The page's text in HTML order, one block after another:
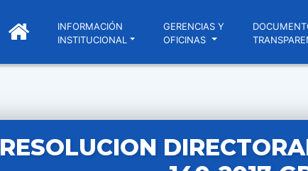
INFORMACIÓN
INSTITUCIONAL
GERENCIAS Y
OFICINAS
RESOLUCION